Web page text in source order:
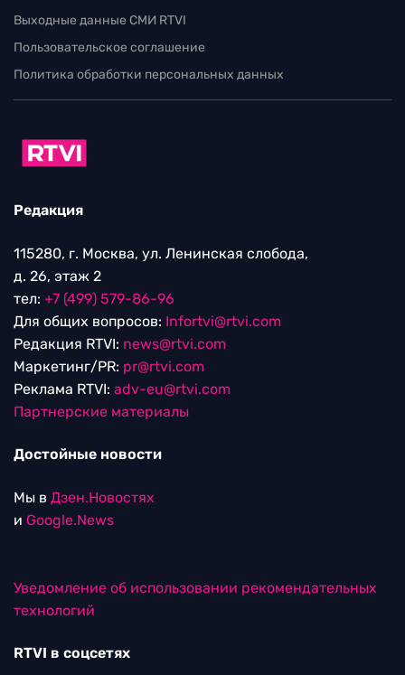
Выходные данные СМИ RTVI
Пользовательское соглашение
Политика обработки персональных данных
Редакция
115280, г. Москва, ул. Ленинская слобода,
д. 26, этаж 2
тел: +7 (499) 579-86-96
Для общих вопросов: Infortvi@rtvi.com
Редакция RTVI: news@rtvi.com
Маркетинг/PR: pr@rtvi.com
Реклама RTVI: adv-eu@rtvi.com
Партнерские материалы
Достойные новости
Мы в Дзен.Новостях
и Google.News
Уведомление об использовании рекомендательных
технологий
RTVI в соцсетях